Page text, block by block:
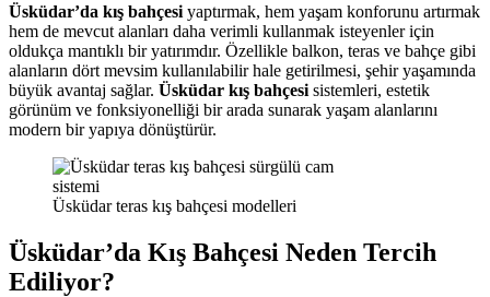
Üsküdar’da kış bahçesi yaptırmak, hem yaşam konforunu artırmak
hem de mevcut alanları daha verimli kullanmak isteyenler için
oldukça mantıklı bir yatırımdır. Özellikle balkon, teras ve bahçe gibi
alanların dört mevsim kullanılabilir hale getirilmesi, şehir yaşamında
büyük avantaj sağlar. Üsküdar kış bahçesi sistemleri, estetik
görünüm ve fonksiyonelliği bir arada sunarak yaşam alanlarını
modern bir yapıya dönüştürür.
Üsküdar teras kış bahçesi modelleri
Üsküdar’da Kış Bahçesi Neden Tercih
Ediliyor?